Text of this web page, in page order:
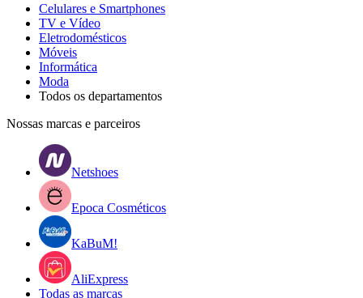
Celulares e Smartphones
TV e Vídeo
Eletrodomésticos
Móveis
Informática
Moda
Todos os departamentos
Nossas marcas e parceiros
Netshoes
Epoca Cosméticos
KaBuM!
AliExpress
Todas as marcas